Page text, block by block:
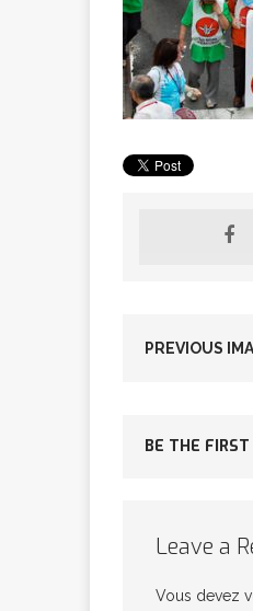
PREVIOUS
BE THE
Leave a
Vous devez